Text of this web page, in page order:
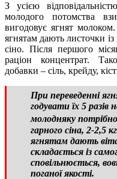
З усією
молодого потомства
вигодовує ягнят
ягнятам дають листочки
сіно. Після першого
раціон концентрат.
добавки – сіль, крейду,
При переведенні
годувати їх 5
молодняку
гарного сіна, 2-2,5
ягнятам дають
складається із
сповільнюється,
поганої якості.